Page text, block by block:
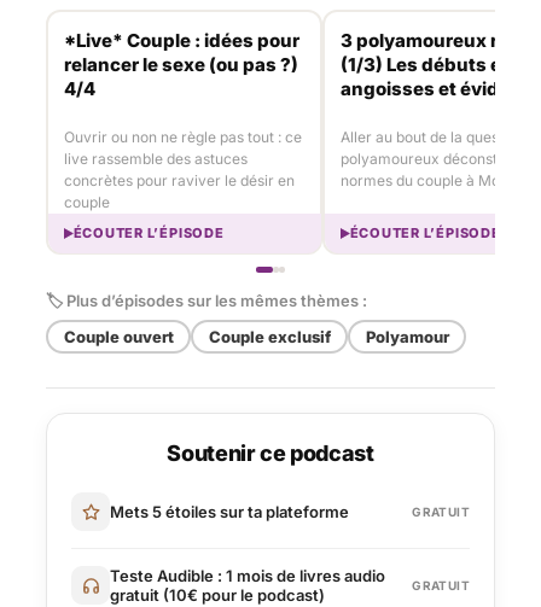
*Live* Couple : idées pour
relancer le sexe (ou pas ?)
4/4
Ouvrir ou non ne règle pas tout : ce
live rassemble des astuces
concrètes pour raviver le désir en
couple
ÉCOUTER L’ÉPISODE
3 polyamoureux
(1/3) Les débuts entre
angoisses et
Aller au bout de la question :
polyamoureux
normes du couple à Montréal
ÉCOUTER L’ÉPISODE
🏷 Plus d’épisodes sur les mêmes thèmes :
Couple ouvert
Couple exclusif Polyamour
Soutenir ce podcast
Mets 5 étoiles sur ta plateforme GRATUIT
Teste Audible : 1 mois de livres audio
gratuit (10€ pour le podcast)
GRATUIT